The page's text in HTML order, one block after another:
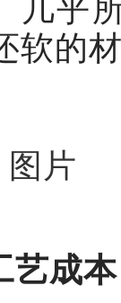
几乎所
软的
艺成本